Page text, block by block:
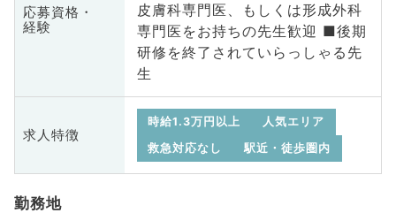
応募資格・
経験
皮膚科専門医、もしくは形成外科
専門医をお持ちの先生歓迎 ■後期
研修を終了されていらっしゃる先
生
求人特徴
時給1.3万円以上
人気エリア
救急対応なし
駅近・徒歩圏内
勤務地